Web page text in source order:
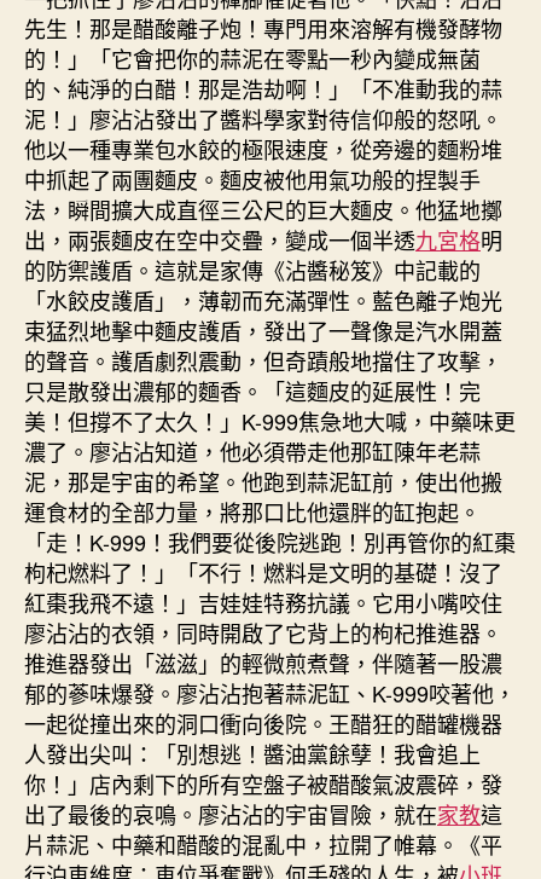
先生！那是醋酸離子炮！專門用來溶解有機發酵物
的！」「它會把你的蒜泥在零點一秒內變成無菌
的、純淨的白醋！那是浩劫啊！」「不准動我的蒜
泥！」廖沾沾發出了醬料學家對待信仰般的怒吼。
他以一種專業包水餃的極限速度，從旁邊的麵粉堆
中抓起了兩團麵皮。麵皮被他用氣功般的捏製手
法，瞬間擴大成直徑三公尺的巨大麵皮。他猛地擲
出，兩張麵皮在空中交疊，變成一個半透九宮格明
的防禦護盾。這就是家傳《沾醬秘笈》中記載的
「水餃皮護盾」，薄韌而充滿彈性。藍色離子炮光
束猛烈地擊中麵皮護盾，發出了一聲像是汽水開蓋
的聲音。護盾劇烈震動，但奇蹟般地擋住了攻擊，
只是散發出濃郁的麵香。「這麵皮的延展性！完
美！但撐不了太久！」K-999焦急地大喊，中藥味更
濃了。廖沾沾知道，他必須帶走他那缸陳年老蒜
泥，那是宇宙的希望。他跑到蒜泥缸前，使出他搬
運食材的全部力量，將那口比他還胖的缸抱起。
「走！K-999！我們要從後院逃跑！別再管你的紅棗
枸杞燃料了！」「不行！燃料是文明的基礎！沒了
紅棗我飛不遠！」吉娃娃特務抗議。它用小嘴咬住
廖沾沾的衣領，同時開啟了它背上的枸杞推進器。
推進器發出「滋滋」的輕微煎煮聲，伴隨著一股濃
郁的蔘味爆發。廖沾沾抱著蒜泥缸、K-999咬著他，
一起從撞出來的洞口衝向後院。王醋狂的醋罐機器
人發出尖叫：「別想逃！醬油黨餘孽！我會追上
你！」店內剩下的所有空盤子被醋酸氣波震碎，發
出了最後的哀鳴。廖沾沾的宇宙冒險，就在家教這
片蒜泥、中藥和醋酸的混亂中，拉開了帷幕。《平